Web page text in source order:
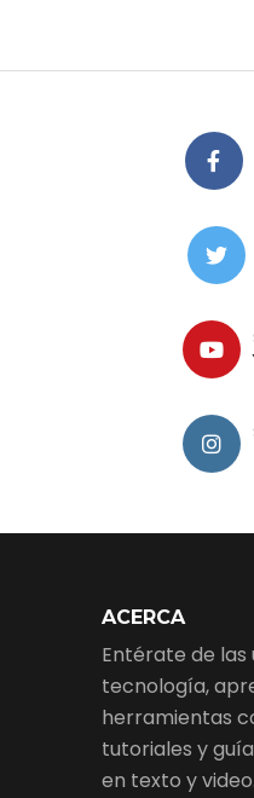
ACERCA
Entérate de las
tecnología,
herramientas
tutoriales y
en texto y video.